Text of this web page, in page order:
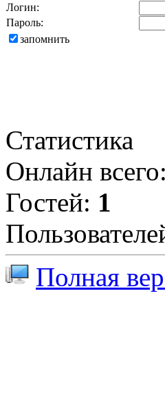
Логин:
Пароль:
запомнить
Статистика
Онлайн всего:
Гостей: 1
Полная